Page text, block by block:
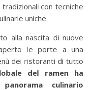
con tecniche
uniche.
alla nascita di nuove
le porte a una
dei ristoranti di tutto
del ramen ha
culinario